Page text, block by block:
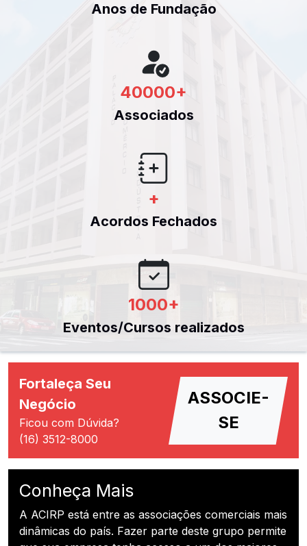
Anos de Fundação
40000+
Associados
+
Acordos Fechados
1000+
Eventos/Cursos realizados
Fortaleça Seu
Negócio
Ficou com Dúvida?
(16) 3512-8000
ASSOCIE-
SE
Conheça Mais
A ACIRP está entre as associações comerciais mais
dinâmicas do país. Fazer parte deste grupo permite